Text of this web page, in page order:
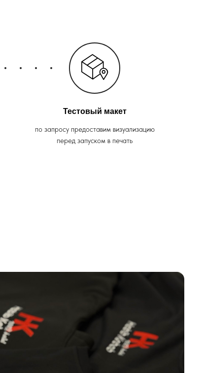
Тестовый макет
по запросу предоставим визуализацию
перед запуском в печать